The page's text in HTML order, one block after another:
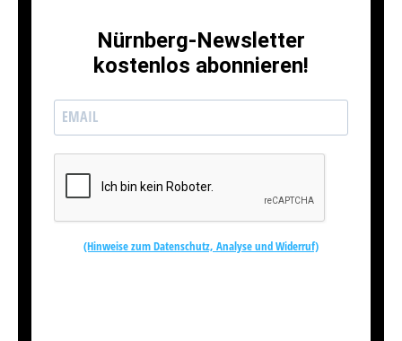
Nürnberg-Newsletter
kostenlos abonnieren!
(Hinweise zum Datenschutz, Analyse und Widerruf)